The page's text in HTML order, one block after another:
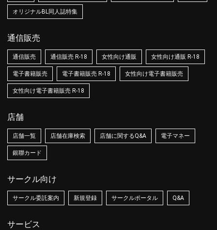
オリジナルBL同人誌特集
通信販売
通信販売 通信販売 R-18 女性向け通販 女性向け通販 R-18
電子書籍販売 電子書籍販売 R-18 女性向け電子書籍販売
女性向け電子書籍販売 R-18
店舗
店舗一覧 店舗在庫検索 店舗に関するQ&A 電子マネー
銀聯カード
サークル向け
サークル委託案内 新規登録 サークルポータル Q&A
サービス